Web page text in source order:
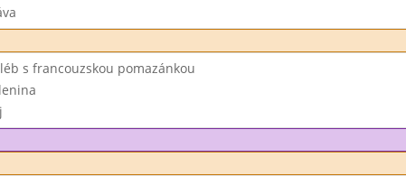
s francouzskou pomazánkou